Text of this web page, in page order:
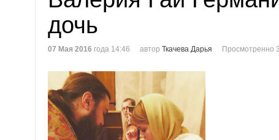
дочь
07 Мая 2016 года 14:46 автор Ткачева Дарья Просмотренно